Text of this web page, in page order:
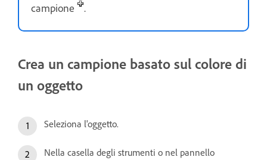
campione
.
Crea un campione basato sul colore di
un oggetto
Seleziona l'oggetto.
Nella casella degli strumenti o nel pannello